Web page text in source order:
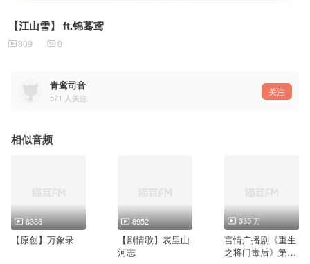
【江山雪】 ft.锦蓦鸢
809 0
青鸾司音
571 人关注
关注
相似音频
8388
【原创】万象录
8952
【剧情歌】表里山
河志
335 万
言情广播剧《重生
之将门毒后》第一